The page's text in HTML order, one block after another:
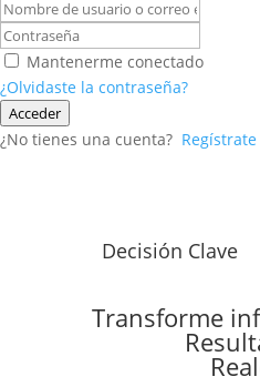
Mantenerme conectado
¿Olvidaste la contraseña?
Acceder
¿No tienes una cuenta?
Decisión Clave
Transforme